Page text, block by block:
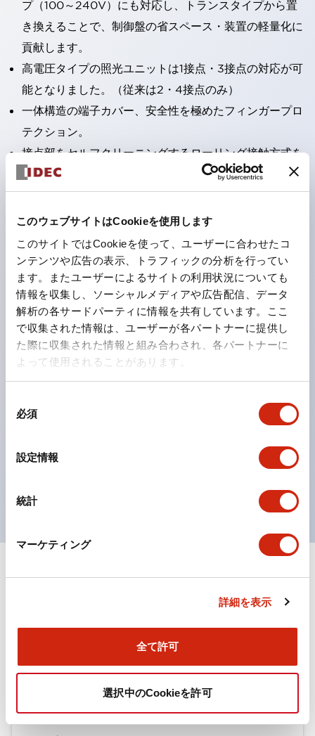
このウェブサイトはCookieを使用します
このサイトではCookieを使って、ユーザーに合わせたコ
ンテンツや広告の表示、トラフィックの分析を行ってい
ます。またユーザーによるサイトの利用状況についても
情報を収集し、ソーシャルメディアや広告配信、データ
解析の各サードパーティに情報を共有しています。ここ
で収集された情報は、ユーザーが各パートナーに提供し
た際に収集された情報と組み合わされ、各パートナーに
よって使用されることがあります。
必須
設定情報
統計
マーケティング
詳細を表示
全て許可
選択中のCookieを許可
プ（100～240V）にも対応し、トランスタイプから置
き換えることで、制御盤の省スペース・装置の軽量化に
貢献します。
高電圧タイプの照光ユニットは1接点・3接点の対応が可
能となりました。（従来は2・4接点のみ）
一体構造の端子カバー、安全性を極めたフィンガープロ
テクション。
接点部をセルフクリーニングするローリング接触方式を
採用。
パネル前面からの水や油の侵入をシャットアウトする保
護構造：IP65。（ただし2点押ボタンスイッチは
IP40）
2つの独立した動作の押ボタンスイッチと表示灯の3つ
の機能を1つのスイッチで可能にした2点押ボタンスイッ
チも完備。
ワールドワイドなニーズに対応する各種電圧を完備。
1つで6色の役をこなすLED球（LSRD球）。これまで色
ごとに分かれていたLED球を、1色のLED球で各色を表
現できるようにしました。
カラーユニバーサルデザインに対応。表示灯（角平形）
の点灯/消灯の認識および、点灯時のランプ色の識別が
対応。
ISO 3864-4安全色に対応。危険時や緊急事態時の色表
現がより明確・鮮明で、より多くの方が識別可能に。
ドキュメントとファイル
HWシリーズ コントロールユニット（2025年6月版）